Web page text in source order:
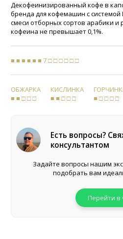
Декофеинизированный кофе в
бренда для кофемашин с системой
смеси отборных сортов арабики и
кофеина не превышает 0,1%.
■ ■ ■ ■ ■ ■ 7 □ □ □ □ □ □
ОБЖАРКА
■ ■ □ □ □
КИСЛИНКА
■ ■ □ □ □
■ □ □ □ □
Есть вопросы?
консультантом
Задайте вопросы нашим
подобрать вам
Перейти в